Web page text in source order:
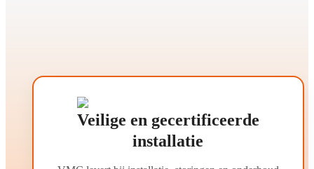
Veilige en gecertificeerde
installatie